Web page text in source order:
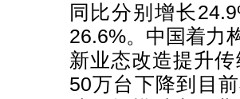
同比分别增长
26.6%。中国着力
新业态改造提升
50万台下降到目